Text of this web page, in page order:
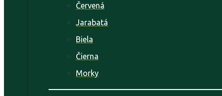
Červená
Jarabatá
Biela
Čierna
Morky